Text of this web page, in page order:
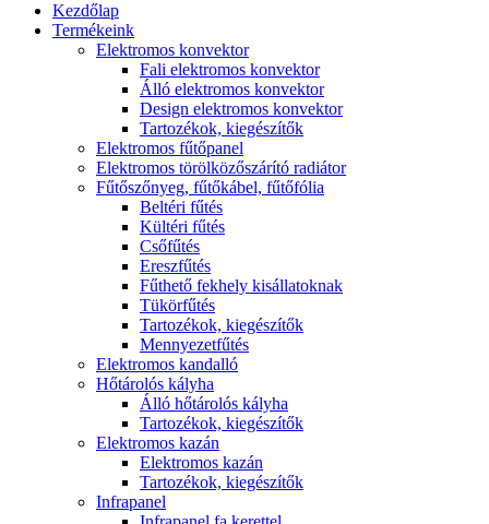
Kezdőlap
Termékeink
Elektromos konvektor
Fali elektromos konvektor
Álló elektromos konvektor
Design elektromos konvektor
Tartozékok, kiegészítők
Elektromos fűtőpanel
Elektromos törölközőszárító radiátor
Fűtőszőnyeg, fűtőkábel, fűtőfólia
Beltéri fűtés
Kültéri fűtés
Csőfűtés
Ereszfűtés
Fűthető fekhely kisállatoknak
Tükörfűtés
Tartozékok, kiegészítők
Mennyezetfűtés
Elektromos kandalló
Hőtárolós kályha
Álló hőtárolós kályha
Tartozékok, kiegészítők
Elektromos kazán
Elektromos kazán
Tartozékok, kiegészítők
Infrapanel